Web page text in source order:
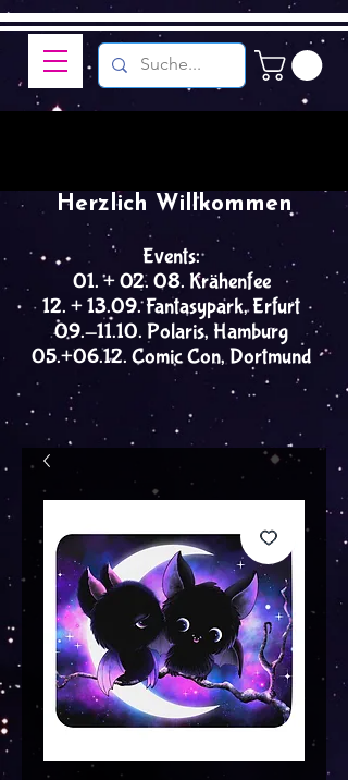
Events:
01. + 02. 08. Krähenfee
12. + 13.09. Fantasypark, Erfurt
09.-11.10. Polaris, Hamburg
05.+06.12. Comic Con, Dortmund
Herzlich Willkommen